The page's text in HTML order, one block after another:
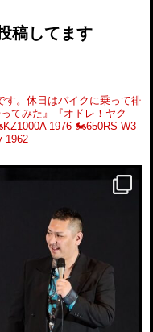
稿してます
す。休日はバイクに乗って徘
てみた』『オドレ！ヤク
1976 🏍️650RS W3
1962